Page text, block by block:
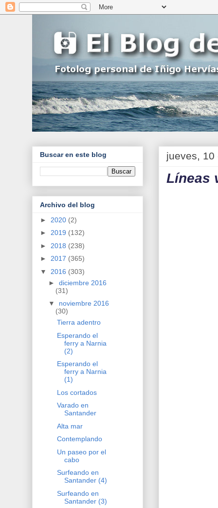
jueves, 10
Líneas
Buscar en este blog
Archivo del blog
► 2020 (2)
► 2019 (132)
► 2018 (238)
► 2017 (365)
▼ 2016 (303)
► diciembre 2016
(31)
▼ noviembre 2016
(30)
Tierra adentro
Esperando el
ferry a Narnia
(2)
Esperando el
ferry a Narnia
(1)
Los cortados
Varado en
Santander
Alta mar
Contemplando
Un paseo por el
cabo
Surfeando en
Santander (4)
Surfeando en
Santander (3)